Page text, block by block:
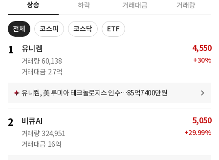
상승 하락 거래대금 거래량
전체 코스피 코스닥 ETF
1 유니켐
거래량 60,138
거래대금 2.7억
4,550
+30%
유니켐, 美 루미아 테크놀로지스 인수…85억7400만원
2 비큐AI
거래량 324,951
거래대금 16억
5,050
+29.99%